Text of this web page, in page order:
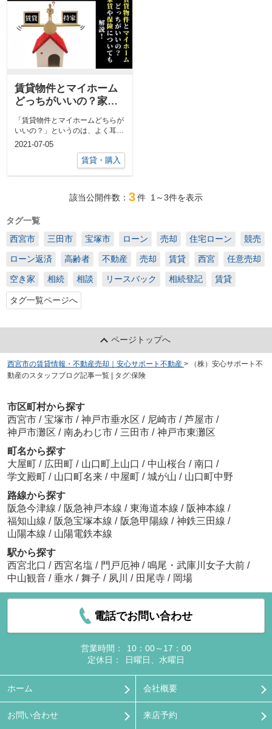
賃貸物件とマイホーム
どっちがいいの？家賃
や保険についても解
説！
「賃貸物件とマイホームどちらが
いいの？」というのは、よく耳に
するテーマです。 ライフスタイ
2021-07-05
賃貸・購入
該当公開件数： 3件 1～3件を表示
タグ一覧
西宮市
三田市 宝塚市 ローン 売却 住宅ローン 競売
ローン返済 高齢者 不動産 売却 賃貸 西宮 任意売却
空き家 相続 相談 リースバック 相続登記 賃貸
タグ一覧ページへ
ページトップへ
西宮市の賃貸情報・不動産売却｜安心サポート不動産 >
（株）安心サポート不
動産のスタッフブログ記事一覧 | タグ:保険
市区町村から探す
西宮市 / 宝塚市 / 神戸市垂水区 / 尼崎市 / 芦屋市 /
神戸市灘区 / 南あわじ市 / 三田市 / 神戸市東灘区
町名から探す
大屋町 / 広田町 / 山口町上山口 / 中山桜台 / 南口 /
学文殿町 / 山口町名来 / 中屋町 / 城が山 / 山口町中野
路線から探す
阪急今津線 / 阪急神戸本線 / 東海道本線 / 阪神本線 /
福知山線 / 阪急宝塚本線 / 阪急甲陽線 / 神鉄三田線 /
山陽本線 / 山陽電鉄本線
駅から探す
西宮北口 / 西宮名塩 / 門戸厄神 / 鳴尾・武庫川女子大前 /
中山観音 / 垂水 / 舞子 / 夙川 / 田尾寺 / 岡場
電話でお問い合わせ
営業時間：
10：00～17：00
定休日：
日曜日、水曜日
ホーム 会社概要
お問い合わせ 来店予約